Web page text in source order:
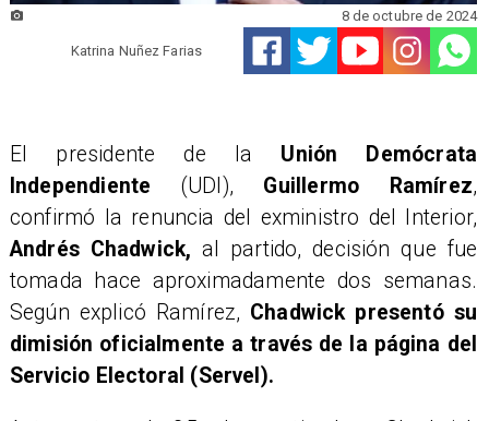
Katrina Nuñez Farias
8 de octubre de 2024
​El presidente de la Unión Demócrata
Independiente (UDI), Guillermo Ramírez,
confirmó la renuncia del exministro del Interior,
Andrés Chadwick, al partido, decisión que fue
tomada hace aproximadamente dos semanas.
Según explicó Ramírez, Chadwick presentó su
dimisión oficialmente a través de la página del
Servicio Electoral (Servel).